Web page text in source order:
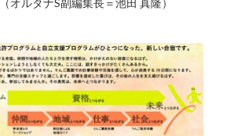
オルタナS副編集長＝池田 真隆）